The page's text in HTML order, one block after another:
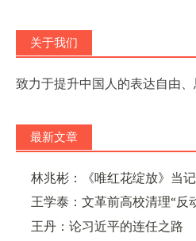
关于我们
致力于提升中国人的表达自由、
最新文章
林兆彬：《唯红花绽放》当
王学泰：文革前高校清理“反
王丹：论习近平的连任之路